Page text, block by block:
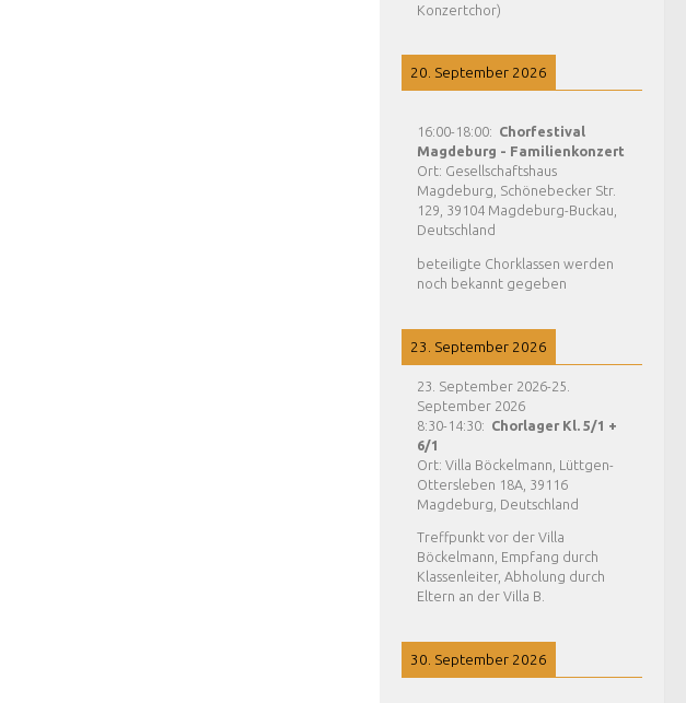
Konzertchor)
20. September 2026
16:00- 18:00: Chorfestival
Magdeburg - Familienkonzert
Ort: Gesellschaftshaus
Magdeburg, Schönebecker Str.
129, 39104 Magdeburg-Buckau,
Deutschland
beteiligte Chorklassen werden
noch bekannt gegeben
23. September 2026
23. September 2026-25.
September 2026
8:30- 14:30: Chorlager Kl. 5/1 +
6/1
Ort: Villa Böckelmann, Lüttgen-
Ottersleben 18A, 39116
Magdeburg, Deutschland
Treffpunkt vor der Villa
Böckelmann, Empfang durch
Klassenleiter, Abholung durch
Eltern an der Villa B.
30. September 2026